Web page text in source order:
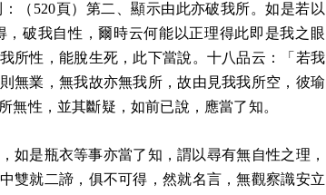
（ 520頁）第二、顯示由此亦破我所。如是若以
破我自性，爾時云何能以正理得此即是我之眼
所性，能脫生死，此下當說。十八品云：「若我
無業，無我故亦無我所，故由見我我所空，彼瑜
無性，並其斷疑，如前已說，應當了知。
如是瓶衣等事亦當了知，謂以尋有無自性之理，
雙就二諦，俱不可得，然就名言，無觀察識安立